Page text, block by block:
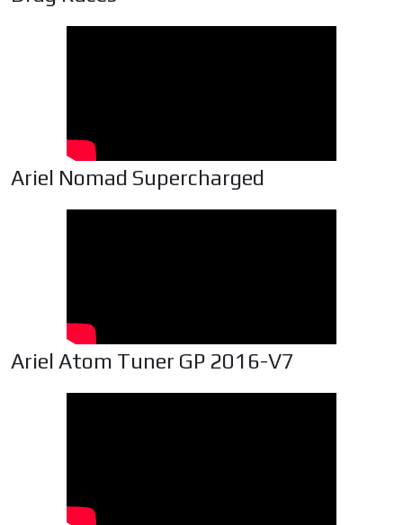
Ariel Nomad Supercharged
Ariel Atom Tuner GP 2016-V7